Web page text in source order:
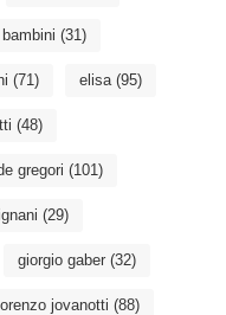
(31)
(71) elisa(95)
(48)
gregori (101)
(29)
giorgio gaber(32)
lorenzo jovanotti (88)